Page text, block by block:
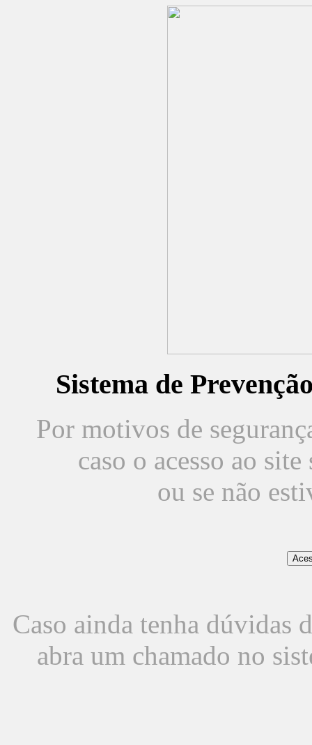
Sistema de
Por motivos de
caso o acesso ao
ou se não
Caso ainda tenha dúvidas
abra um chamado no